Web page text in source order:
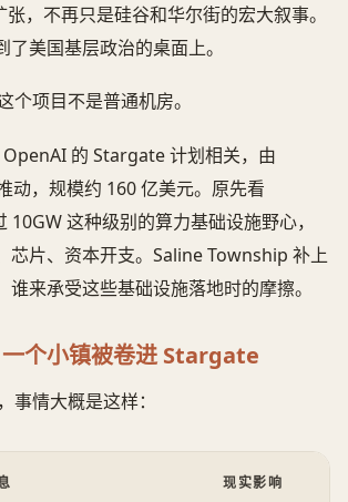
，不再只是硅谷和华尔街的宏大叙事。
了美国基层政治的桌面上。
个项目不是普通机房。
的 Stargate 计划相关，由
动，规模约 160 亿美元。原先看
10GW 这种级别的算力基础设施野心，
芯片、资本开支。Saline Township 补上
谁来承受这些基础设施落地时的摩擦。
个小镇被卷进 Stargate
事情大概是这样：
现实影响